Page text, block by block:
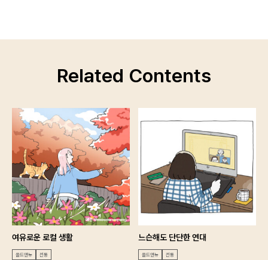
Related Contents
여유로운 로컬 생활
올드앤뉴 전통
느슨해도 단단한 연대
올드앤뉴 전통